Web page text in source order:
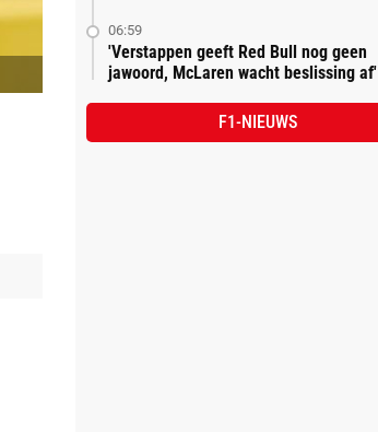
06:59
'Verstappen geeft Red Bull nog geen
jawoord, McLaren wacht beslissing af'
F1-NIEUWS